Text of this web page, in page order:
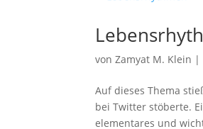
vonZamyat M. Klein |
Auf dieses Thema
bei Twitter stöberte.
elementares und